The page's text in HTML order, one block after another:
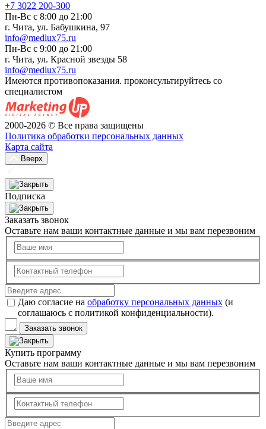
+7 3022 200-300
Пн-Вс с 8:00 до 21:00
г. Чита, ул. Бабушкина, 97
info@medlux75.ru
Пн-Вс с 9:00 до 21:00
г. Чита, ул. Красной звезды 58
info@medlux75.ru
Имеются противопоказания. проконсультируйтесь со
специалистом
2000-2026 © Все права защищены
Политика обработки персональных данных
Карта сайта
Вверх
Подписка
Заказать звонок
Оставьте нам ваши контактные данные и мы вам перезвоним
Даю согласие на обработку персональных данных(и
соглашаюсь с политикой конфиденциальности).
Заказать звонок
Купить программу
Оставьте нам ваши контактные данные и мы вам перезвоним